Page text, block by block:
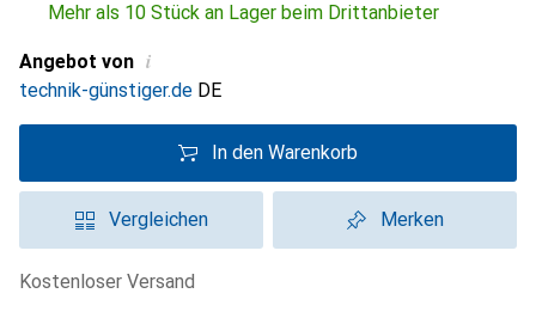
Mehr als 10 Stück an Lager beim Drittanbieter
Angebot von i
technik-günstiger.de DE
In den Warenkorb
Vergleichen Merken
kostenloser Versand